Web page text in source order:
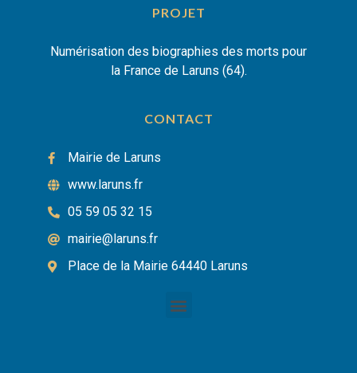
PROJET
Numérisation des biographies des morts pour
la France de Laruns (64).
CONTACT
Mairie de Laruns
www.laruns.fr
05 59 05 32 15
mairie@laruns.fr
Place de la Mairie 64440 Laruns